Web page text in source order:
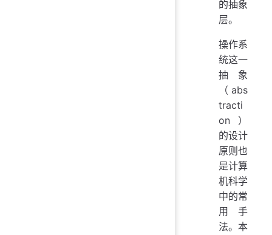
的抽象
层。
操作系
统这一
抽象
（abs
tracti
on）
的设计
原则也
是计算
机科学
中的常
用手
法。本